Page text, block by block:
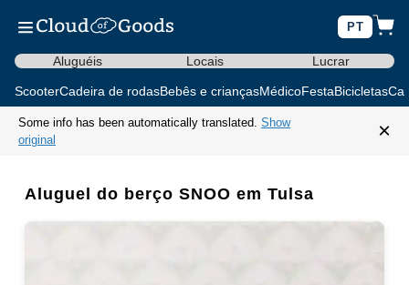
PT
Aluguéis Locais Lucrar
ScooterCadeira de rodasBebês e criançasMédicoFestaBicicletas
Some info has been automatically translated. Show
original
×
Aluguel do berço SNOO em Tulsa